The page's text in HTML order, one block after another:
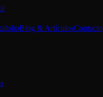
Blog & ArtículosContacto